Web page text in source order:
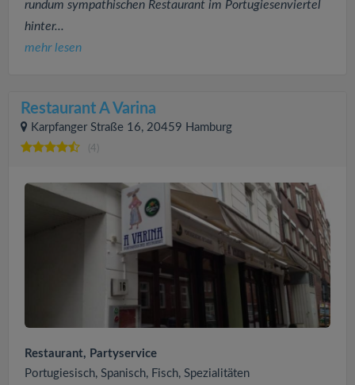
rundum sympathischen Restaurant im Portugiesenviertel
hinter...
mehr lesen
Restaurant A Varina
Karpfanger Straße 16, 20459 Hamburg
(4)
Restaurant, Partyservice
Portugiesisch, Spanisch, Fisch, Spezialitäten